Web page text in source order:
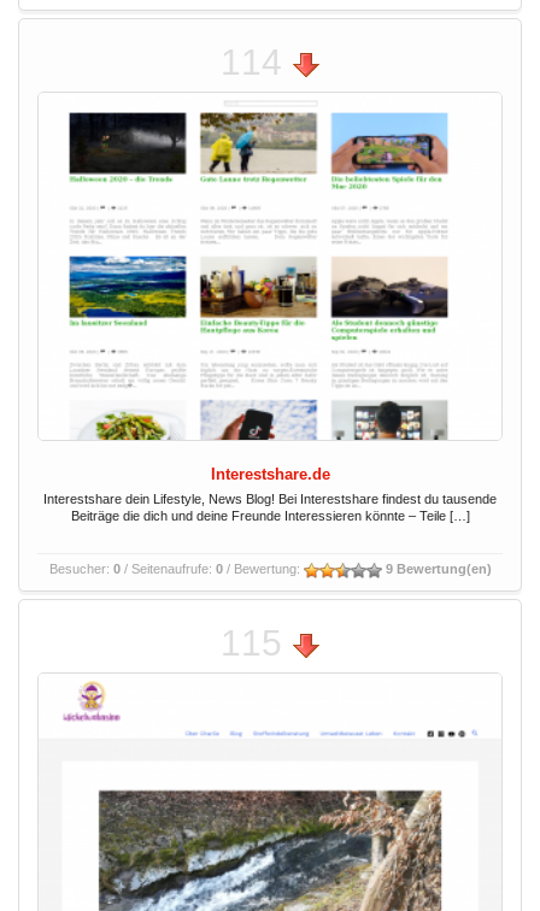
114
Interestshare.de
Interestshare dein Lifestyle, News Blog! Bei Interestshare findest du tausende
Beiträge die dich und deine Freunde Interessieren könnte – Teile […]
Besucher: 0/ Seitenaufrufe: 0/ Bewertung: 9 Bewertung(en)
115